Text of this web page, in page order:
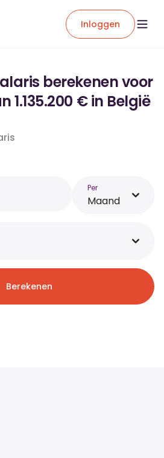
Inloggen
berekenen voor
1.135.200 € in België
Per
Maand
Berekenen